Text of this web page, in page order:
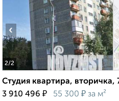
2/2
‹
Студия квартира, вторичка,
3 910 496 ₽ 55 300 ₽ за м²